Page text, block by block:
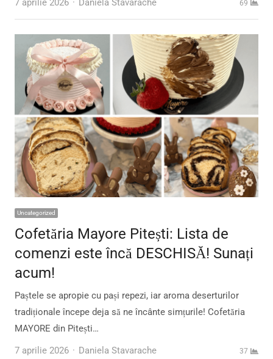
7 aprilie 2026
Daniela Stavarache 69
Uncategorized
Cofetăria Mayore Pitești: Lista de
comenzi este încă DESCHISĂ! Sunați
acum!
Paștele se apropie cu pași repezi, iar aroma deserturilor
tradiționale începe deja să ne încânte simțurile! Cofetăria
MAYORE din Pitești…
7 aprilie 2026
Author
Daniela Stavarache 37